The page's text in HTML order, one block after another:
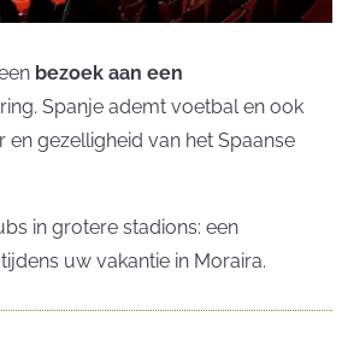
bezoek aan een
Spanje ademt voetbal en ook
en gezelligheid van het Spaanse
in grotere stadions: een
uw vakantie in Moraira.